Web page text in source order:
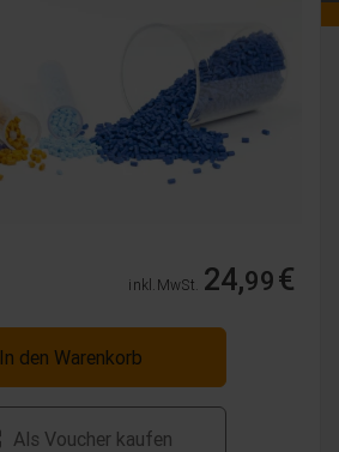
inkl. MwSt. 24,99€
In den Warenkorb
Als Voucher kaufen